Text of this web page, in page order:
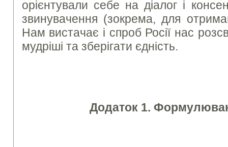
орієнтували себе на діалог і
звинувачення (зокрема, для
Нам вистачає і спроб Росії нас
мудріші та зберігати єдність.
Додаток 1.